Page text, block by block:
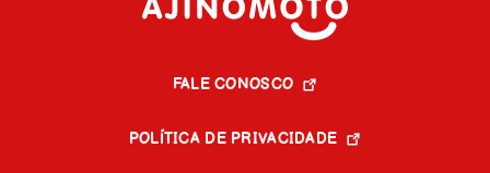
FALE CONOSCO
POLÍTICA DE PRIVACIDADE